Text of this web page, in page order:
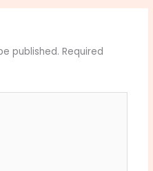
published. Required